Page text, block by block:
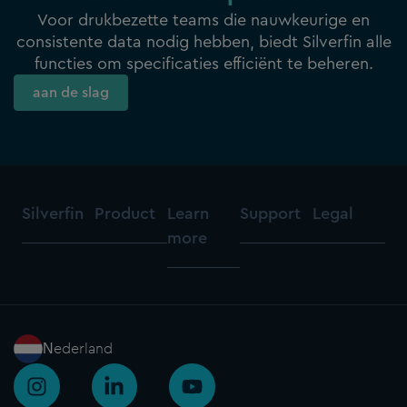
verschuiving van all-in-one platforms naar
best-in-breed stacks – specialistische
tools die uitblinken in specifieke taken en
vervolgens met elkaar verbonden zijn.
Specialistische tools innoveren sneller en
Voor drukbezette teams die nauwkeurige en
consistente data nodig hebben, biedt Silverfin alle
functies om specificaties efficiënt te beheren.
aan de slag
Silverfin Product
Learn
more
Support Legal
Nederland
I
n
L
i
Y
o